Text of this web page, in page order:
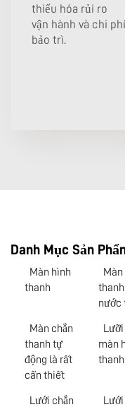
thiểu hóa rủi ro
vận hành và chi phí
bảo trì.
Danh Mục Sản
Màn hình
thanh
nước
Màn chắn
thanh tự
động là rất
cần thiết
màn
Lưới chắn